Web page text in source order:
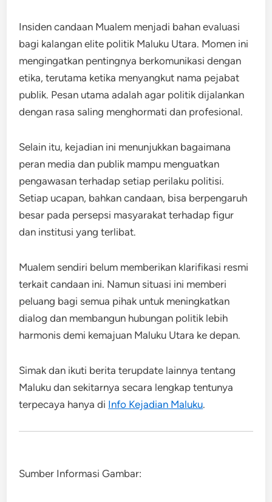
Insiden candaan Mualem menjadi bahan evaluasi
bagi kalangan elite politik Maluku Utara. Momen ini
mengingatkan pentingnya berkomunikasi dengan
etika, terutama ketika menyangkut nama pejabat
publik. Pesan utama adalah agar politik dijalankan
dengan rasa saling menghormati dan profesional.
Selain itu, kejadian ini menunjukkan bagaimana
peran media dan publik mampu menguatkan
pengawasan terhadap setiap perilaku politisi.
Setiap ucapan, bahkan candaan, bisa berpengaruh
besar pada persepsi masyarakat terhadap figur
dan institusi yang terlibat.
Mualem sendiri belum memberikan klarifikasi resmi
terkait candaan ini. Namun situasi ini memberi
peluang bagi semua pihak untuk meningkatkan
dialog dan membangun hubungan politik lebih
harmonis demi kemajuan Maluku Utara ke depan.
Simak dan ikuti berita terupdate lainnya tentang
Maluku dan sekitarnya secara lengkap tentunya
terpecaya hanya di Info Kejadian Maluku.
Sumber Informasi Gambar: